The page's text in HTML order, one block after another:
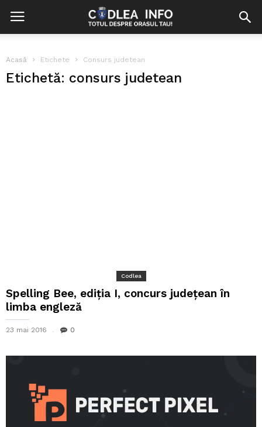
Acasă Etichete Consurs judetean
Etichetă: consurs judetean
Codlea
Spelling Bee, ediția I, concurs județean în
limba engleză
23 mai 2016 0